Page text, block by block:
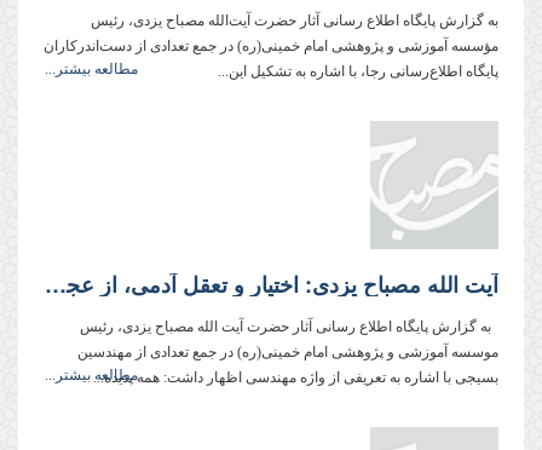
به گزارش پایگاه اطلاع رسانی آثار حضرت آیت‌الله مصباح یزدی، رئیس
مؤسسه آموزشی و پژوهشی امام خمینی(ره) در جمع تعدادی از دست‌اندركاران
پایگاه اطلاع‌رسانی رجا، با اشاره به تشكیل این...
مطالعه بیشتر...
آیت الله مصباح یزدی: اختیار و تعقل آدمی، از عجائب مهندسی خداوند در این عالم است
به گزارش پایگاه اطلاع رسانی آثار حضرت آیت الله مصباح یزدی، رئیس
موسسه آموزشی و پژوهشی امام خمینی(ره) در جمع تعدادی از مهندسین
بسیجی با اشاره به تعریفی از واژه مهندسی اظهار داشت: همه پدیده...مطالعه بیشتر...